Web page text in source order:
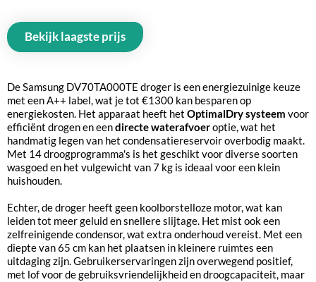
Bekijk laagste prijs
De Samsung DV70TA000TE droger is een energiezuinige keuze
met een A++ label, wat je tot €1300 kan besparen op
energiekosten. Het apparaat heeft het OptimalDry systeem voor
efficiënt drogen en eendirecte waterafvoeroptie, wat het
handmatig legen van het condensatiereservoir overbodig maakt.
Met 14 droogprogramma's is het geschikt voor diverse soorten
wasgoed en het vulgewicht van 7 kg is ideaal voor een klein
huishouden.
Echter, de droger heeft geen koolborstelloze motor, wat kan
leiden tot meer geluid en snellere slijtage. Het mist ook een
zelfreinigende condensor, wat extra onderhoud vereist. Met een
diepte van 65 cm kan het plaatsen in kleinere ruimtes een
uitdaging zijn. Gebruikerservaringen zijn overwegend positief,
met lof voor de gebruiksvriendelijkheid en droogcapaciteit, maar